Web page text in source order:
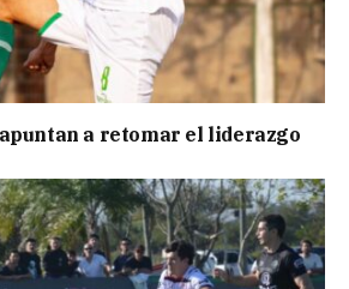
a retomar el liderazgo